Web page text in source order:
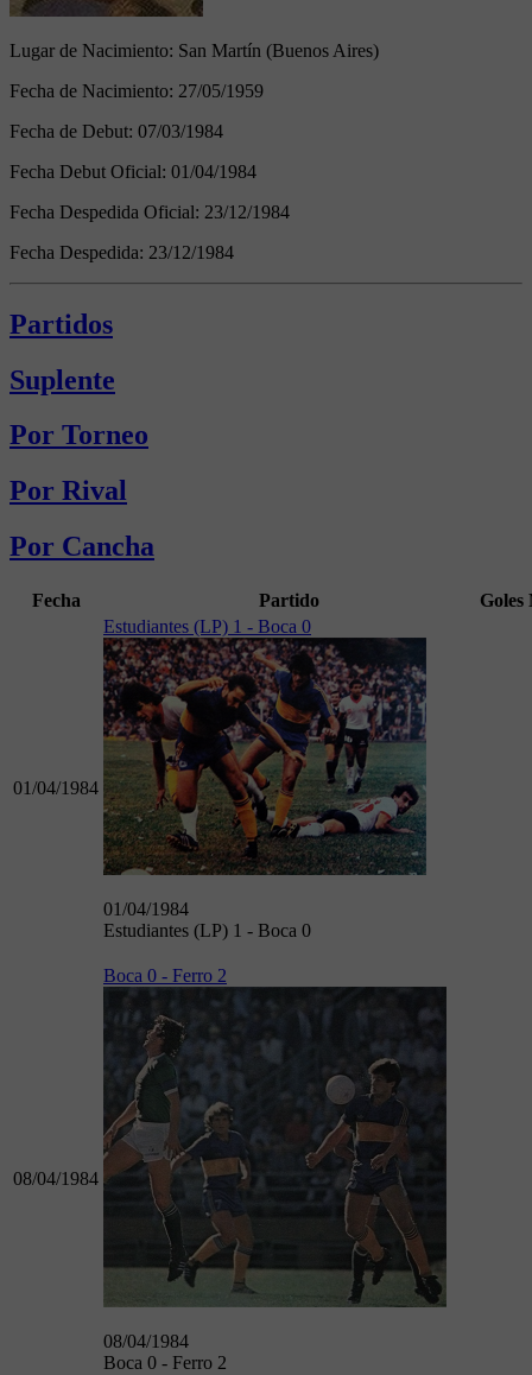
Lugar de Nacimiento: San Martín (Buenos Aires)
Fecha de Nacimiento: 27/05/1959
Fecha de Debut: 07/03/1984
Fecha Debut Oficial: 01/04/1984
Fecha Despedida Oficial: 23/12/1984
Fecha Despedida: 23/12/1984
Partidos
Suplente
Por Torneo
Por Rival
Por Cancha
Fecha Partido Goles
01/04/1984
Estudiantes (LP) 1 - Boca 0
01/04/1984
Estudiantes (LP) 1 - Boca 0
08/04/1984
Boca 0 - Ferro 2
08/04/1984
Boca 0 - Ferro 2